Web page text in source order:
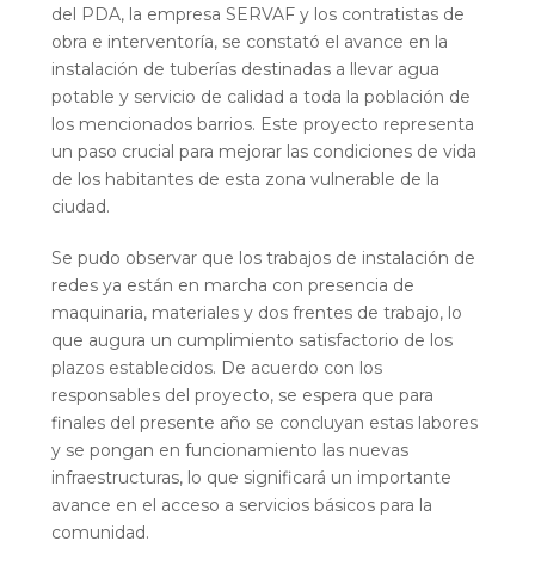
del PDA, la empresa SERVAF y los contratistas de
obra e interventoría, se constató el avance en la
instalación de tuberías destinadas a llevar agua
potable y servicio de calidad a toda la población de
los mencionados barrios. Este proyecto representa
un paso crucial para mejorar las condiciones de vida
de los habitantes de esta zona vulnerable de la
ciudad.
Se pudo observar que los trabajos de instalación de
redes ya están en marcha con presencia de
maquinaria, materiales y dos frentes de trabajo, lo
que augura un cumplimiento satisfactorio de los
plazos establecidos. De acuerdo con los
responsables del proyecto, se espera que para
finales del presente año se concluyan estas labores
y se pongan en funcionamiento las nuevas
infraestructuras, lo que significará un importante
avance en el acceso a servicios básicos para la
comunidad.